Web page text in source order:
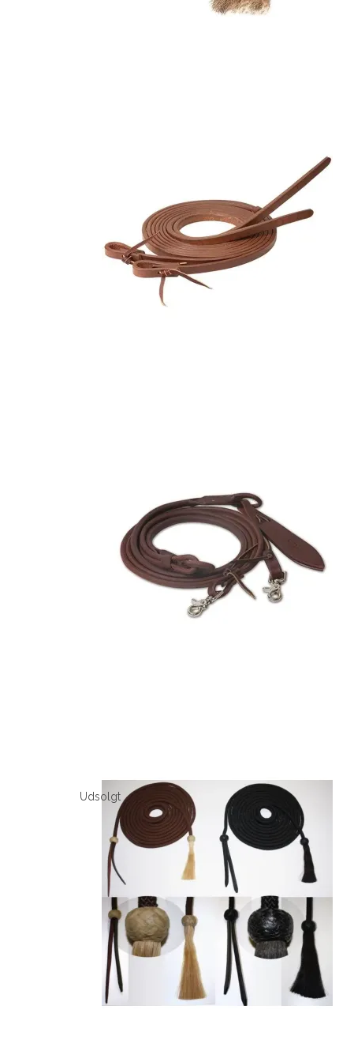
Udsolgt